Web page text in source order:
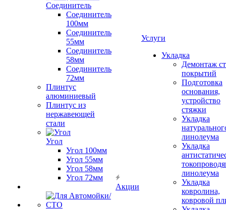
Соединитель
Соединитель
100мм
Соединитель
55мм
Соединитель
58мм
Соединитель
72мм
Плинтус
алюминиевый
Плинтус из
нержавеющей
стали
Угол
Угол 100мм
Угол 55мм
Угол 58мм
Угол 72мм
Акции
Услуги
Укладка
Демонтаж
покрытий
Подготовка
основания,
устройство
стяжки
Укладка
линолеума
Укладка
линолеума
Укладка
ковролина,
ковровой